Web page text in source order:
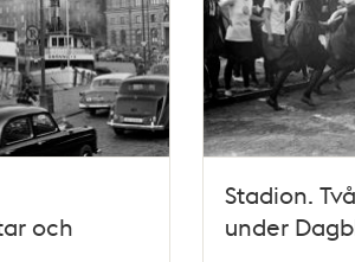
och
Stadion.
under